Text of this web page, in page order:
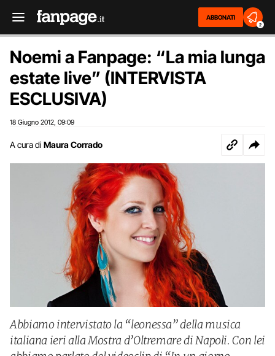
ABBONATI
2
Noemi a Fanpage: “La mia lunga
estate live” (INTERVISTA
ESCLUSIVA)
18 Giugno 2012 09:09
A cura di Maura Corrado
Abbiamo intervistato la “leonessa” della musica
italiana ieri alla Mostra d’Oltremare di Napoli. Con lei